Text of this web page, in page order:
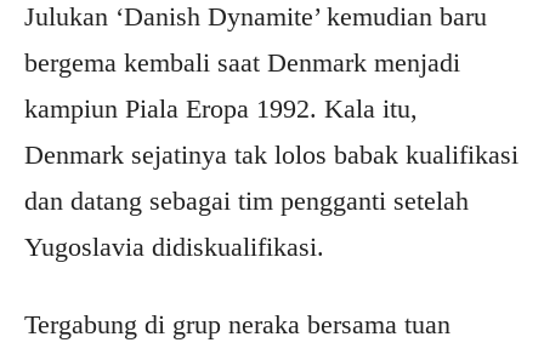
Julukan ‘Danish Dynamite’ kemudian baru
bergema kembali saat Denmark menjadi
kampiun Piala Eropa 1992. Kala itu,
Denmark sejatinya tak lolos babak kualifikasi
dan datang sebagai tim pengganti setelah
Yugoslavia didiskualifikasi.
Tergabung di grup neraka bersama tuan